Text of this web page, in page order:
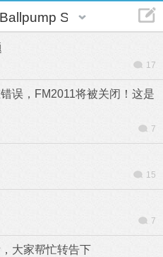
Studio〗
17
误，FM2011将被关闭！这是
7
15
7
大家帮忙转告下